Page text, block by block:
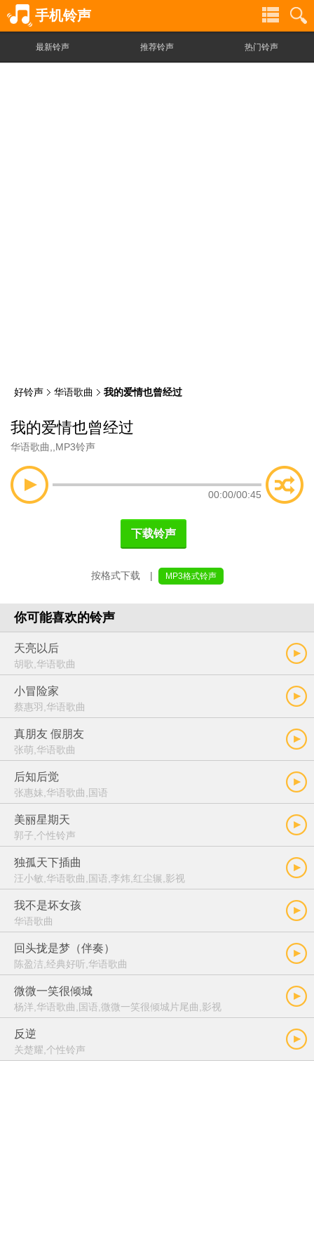
手机铃声
最新铃声 推荐铃声 热门铃声
好铃声 华语歌曲 我的爱情也曾经过
我的爱情也曾经过
华语歌曲 MP3铃声
00:00/00:45
下载铃声
按格式下载 | MP3格式铃声
你可能喜欢的铃声
天亮以后
胡歌,华语歌曲
小冒险家
蔡惠羽,华语歌曲
真朋友 假朋友
张萌,华语歌曲
后知后觉
张惠妹,华语歌曲,国语
美丽星期天
郭子,个性铃声
独孤天下插曲
汪小敏,华语歌曲,国语,李炜,红尘辗,影视
我不是坏女孩
华语歌曲
回头拢是梦（伴奏）
陈盈洁,经典好听,华语歌曲
微微一笑很倾城
杨洋,华语歌曲,国语,微微一笑很倾城片尾曲,影视
反逆
关楚耀,个性铃声